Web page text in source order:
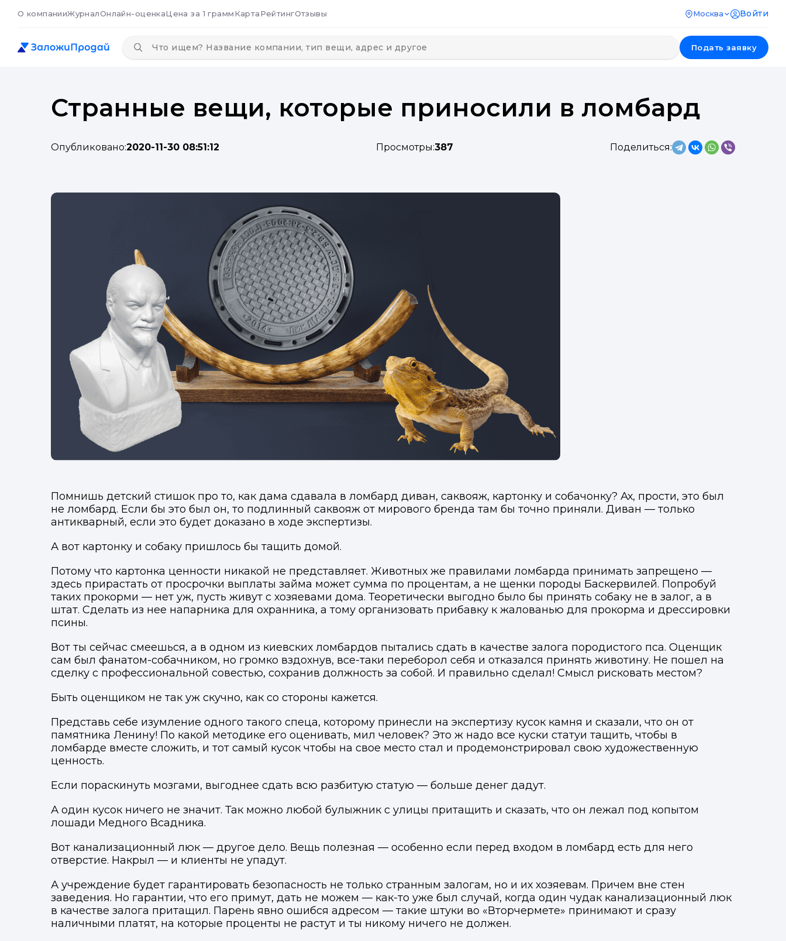
О компанииЖурналОнлайн-оценкаЦена за 1 граммКартаРейтингОтзывы Москва Войти
Подать заявку
Странные вещи, которые приносили в ломбард
Опубликовано:2020-11-30 08:51:12 Просмотры:387 Поделиться:
Помнишь детский стишок про то, как дама сдавала в ломбард диван, саквояж, картонку и собачонку? Ах, прости, это был
не ломбард. Если бы это был он, то подлинный саквояж от мирового бренда там бы точно приняли. Диван — только
антикварный, если это будет доказано в ходе экспертизы.
А вот картонку и собаку пришлось бы тащить домой.
Потому что картонка ценности никакой не представляет. Животных же правилами ломбарда принимать запрещено —
здесь прирастать от просрочки выплаты займа может сумма по процентам, а не щенки породы Баскервилей. Попробуй
таких прокорми — нет уж, пусть живут с хозяевами дома. Теоретически выгодно было бы принять собаку не в залог, а в
штат. Сделать из нее напарника для охранника, а тому организовать прибавку к жалованью для прокорма и дрессировки
псины.
Вот ты сейчас смеешься, а в одном из киевских ломбардов пытались сдать в качестве залога породистого пса. Оценщик
сам был фанатом-собачником, но громко вздохнув, все-таки переборол себя и отказался принять животину. Не пошел на
сделку с профессиональной совестью, сохранив должность за собой. И правильно сделал! Смысл рисковать местом?
Быть оценщиком не так уж скучно, как со стороны кажется.
Представь себе изумление одного такого спеца, которому принесли на экспертизу кусок камня и сказали, что он от
памятника Ленину! По какой методике его оценивать, мил человек? Это ж надо все куски статуи тащить, чтобы в
ломбарде вместе сложить, и тот самый кусок чтобы на свое место стал и продемонстрировал свою художественную
ценность.
Если пораскинуть мозгами, выгоднее сдать всю разбитую статую — больше денег дадут.
А один кусок ничего не значит. Так можно любой булыжник с улицы притащить и сказать, что он лежал под копытом
лошади Медного Всадника.
Вот канализационный люк — другое дело. Вещь полезная — особенно если перед входом в ломбард есть для него
отверстие. Накрыл — и клиенты не упадут.
А учреждение будет гарантировать безопасность не только странным залогам, но и их хозяевам. Причем вне стен
заведения. Но гарантии, что его примут, дать не можем — как-то уже был случай, когда один чудак канализационный люк
в качестве залога притащил. Парень явно ошибся адресом — такие штуки во «Вторчермете» принимают и сразу
наличными платят, на которые проценты не растут и ты никому ничего не должен.